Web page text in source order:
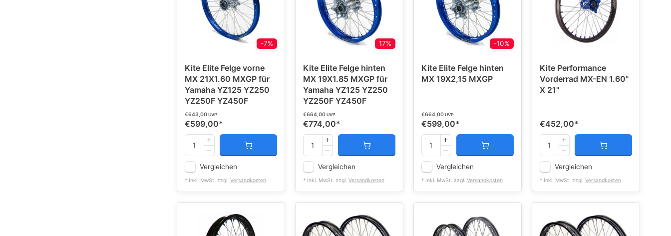
-7%
Kite Elite Felge vorne
MX 21X1.60 MXGP für
Yamaha YZ125 YZ250
YZ250F YZ450F
€643,00UVP
€599,00*
Vergleichen
* Inkl. MwSt. zzgl. Versandkosten
17%
Kite Elite Felge hinten
MX 19X1.85 MXGP für
Yamaha YZ125 YZ250
YZ250F YZ450F
€664,00UVP
€774,00*
Vergleichen
* Inkl. MwSt. zzgl. Versandkosten
-10%
Kite Elite Felge hinten
MX 19X2,15 MXGP
€664,00UVP
€599,00*
Vergleichen
* Inkl. MwSt. zzgl. Versandkosten
Kite Performance
Vorderrad MX-EN 1.60"
X 21"
€452,00*
Vergleichen
* Inkl. MwSt. zzgl. Versandkosten